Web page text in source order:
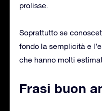
prolisse.
Soprattutto se
fondo la semplicità e
che hanno molti
Frasi buon